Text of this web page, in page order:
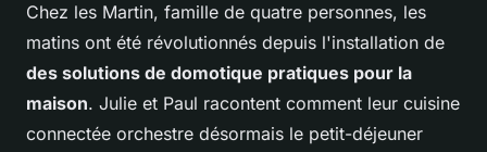
Chez les Martin, famille de quatre personnes, les
matins ont été révolutionnés depuis l'installation de
des solutions de domotique pratiques pour la
maison. Julie et Paul racontent comment leur cuisine
connectée orchestre désormais le petit-déjeuner